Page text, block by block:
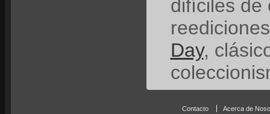
difíciles de
Day,
Contacto Acerca de